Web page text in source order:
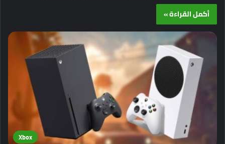
أكمل القراءة »
Xbox